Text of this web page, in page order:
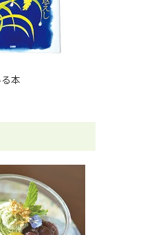
本